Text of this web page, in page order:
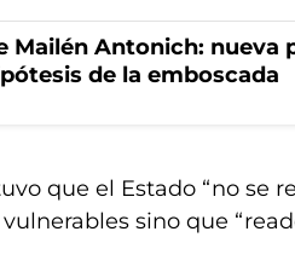
Mailén Antonich: nueva
de la emboscada
que el Estado “no se
sino que